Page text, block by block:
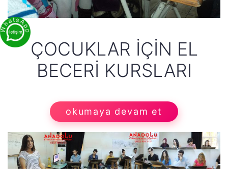
ÇOCUKLAR İÇIN EL
BECERI KURSLARI
okumaya devam et